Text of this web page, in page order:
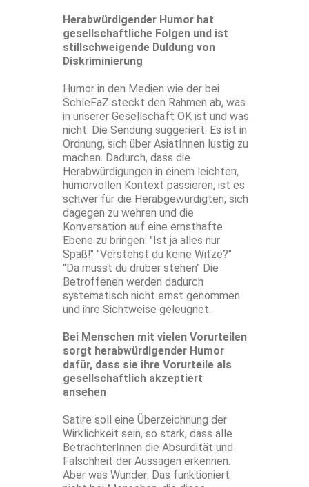
Herabwürdigender Humor hat
gesellschaftliche Folgen und ist
stillschweigende Duldung von
Diskriminierung
Humor in den Medien wie der bei
SchleFaZ steckt den Rahmen ab, was
in unserer Gesellschaft OK ist und was
nicht. Die Sendung suggeriert: Es ist in
Ordnung, sich über AsiatInnen lustig zu
machen. Dadurch, dass die
Herabwürdigungen in einem leichten,
humorvollen Kontext passieren, ist es
schwer für die Herabgewürdigten, sich
dagegen zu wehren und die
Konversation auf eine ernsthafte
Ebene zu bringen: "Ist ja alles nur
Spaß!" "Verstehst du keine Witze?"
"Da musst du drüber stehen" Die
Betroffenen werden dadurch
systematisch nicht ernst genommen
und ihre Sichtweise geleugnet.
Bei Menschen mit vielen Vorurteilen
sorgt herabwürdigender Humor
dafür, dass sie ihre Vorurteile als
gesellschaftlich akzeptiert
ansehen
Satire soll eine Überzeichnung der
Wirklichkeit sein, so stark, dass alle
BetrachterInnen die Absurdität und
Falschheit der Aussagen erkennen.
Aber was Wunder: Das funktioniert